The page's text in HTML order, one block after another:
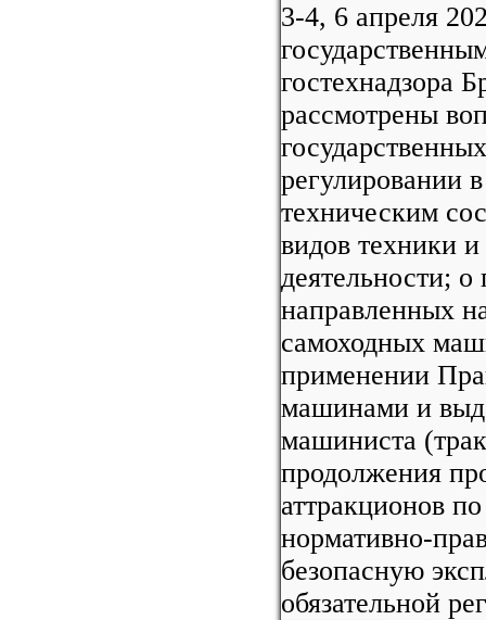
3-4, 6 апреля
гостехнадзора
рассмотрены
регулировании
техническим
видов техники
деятельности;
направленных
самоходных
применении
машинами и
машиниста
продолжения
аттракционов
нормативно-
безопасную
обязательной